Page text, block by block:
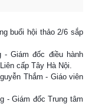
buổi hội thảo 2/6 sắp
- Giám đốc điều hành
cấp Tây Hà Nội.
Thắm - Giáo viên
- Giám đốc Trung tâm